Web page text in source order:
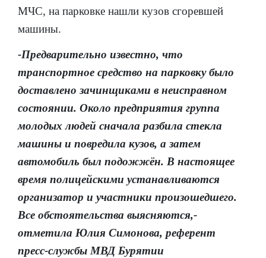
МЧС, на парковке нашли кузов сгоревшей
машины.
-Предварительно известно, что
транспортное средство на парковку было
доставлено зачинщиками в неисправном
состоянии. Около предприятия группа
молодых людей сначала разбила стекла
машины и повредила кузов, а затем
автомобиль был подожжён. В настоящее
время полицейскими устанавливаются
организатор и участники произошедшего.
Все обстоятельства выясняются,-
отметила Юлия Симонова, референт
пресс-службы МВД Бурятии